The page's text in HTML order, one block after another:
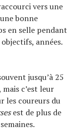
vers une
bonne
en selle pendant
années.
jusqu’à 25
c’est leur
les coureurs du
est de plus de